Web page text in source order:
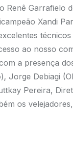
Garrafielo
Xandi
ao nosso
a presença
Jorge Debiagi
Pereira,
os